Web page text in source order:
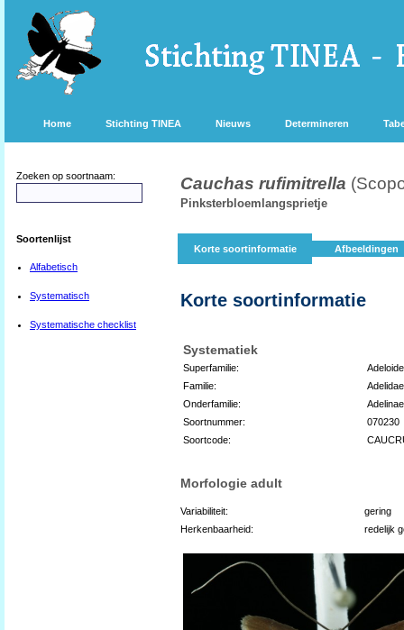
Home Stichting TINEA Nieuws Determineren
Zoeken op soortnaam:
Soortenlijst
Alfabetisch
Systematisch
Systematische checklist
Cauchas rufimitrella
Pinksterbloemlangsprietje
Korte soortinformatie Afbeeldingen
Korte soortinformatie
Systematiek
Superfamilie:
Familie:
Adelidae
Onderfamilie:
Adelinae
Soortnummer:
070230
Soortcode:
Morfologie adult
Variabiliteit:
gering
Herkenbaarheid:
redelijk